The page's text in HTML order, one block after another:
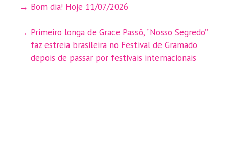
Bom dia! Hoje 11/07/2026
Primeiro longa de Grace Passô, “Nosso Segredo”
faz estreia brasileira no Festival de Gramado
depois de passar por festivais internacionais